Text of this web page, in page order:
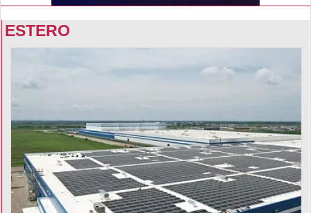
ESTERO